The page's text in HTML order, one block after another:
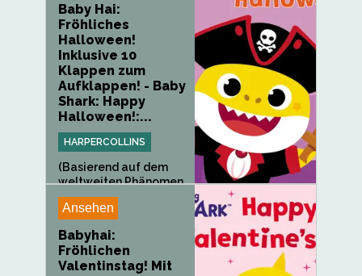
Baby Hai:
Fröhliches
Halloween!
Inklusive 10
Klappen zum
Aufklappen! - Baby
Shark: Happy
Halloween!:...
HARPERCOLLINS
(Basierend auf dem
weltweiten Phänomen
ist dieses...
Ansehen
Babyhai:
Fröhlichen
Valentinstag! Mit